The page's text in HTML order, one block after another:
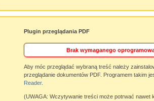
Plugin przeglądania PDF
Brak wymaganego
Aby móc przeglądać wybraną treść należy
przeglądanie dokumentów PDF. Programem takim
Reader.
(UWAGA: Wczytywanie treści może potrwać nawet